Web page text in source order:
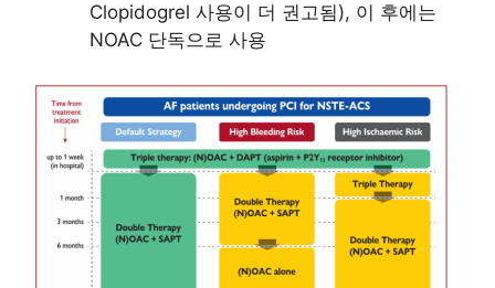
Clopidogrel 사용이 더 권고됨), 이 후에는
NOAC 단독으로 사용